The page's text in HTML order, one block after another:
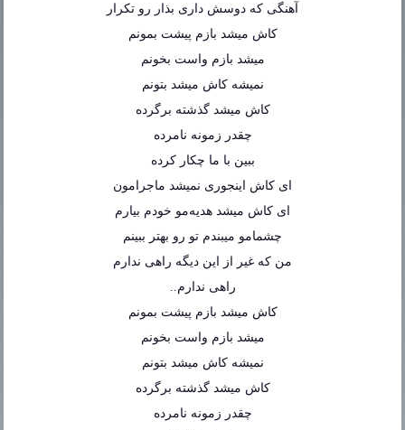
آهنگی که دوسش داری بذار رو تکرار
کاش میشد بازم پیشت بمونم
میشد بازم واست بخونم
نمیشه کاش میشد بتونم
کاش میشد گذشته برگرده
چقدر زمونه نامرده
ببین با ما چکار کرده
ای کاش اینجوری نمیشد ماجرامون
ای کاش میشد هدیه‌مو خودم بیارم
چشمامو میبندم تو رو بهتر ببینم
من که غیر از این دیگه راهی ندارم
راهی ندارم..
کاش میشد بازم پیشت بمونم
میشد بازم واست بخونم
نمیشه کاش میشد بتونم
کاش میشد گذشته برگرده
چقدر زمونه نامرده